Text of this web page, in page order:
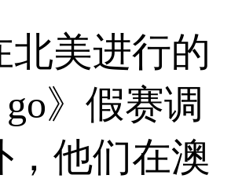
北美进行的
go》假赛调
，他们在澳